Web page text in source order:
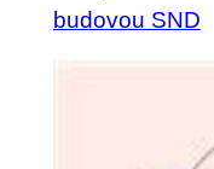
budovou SND